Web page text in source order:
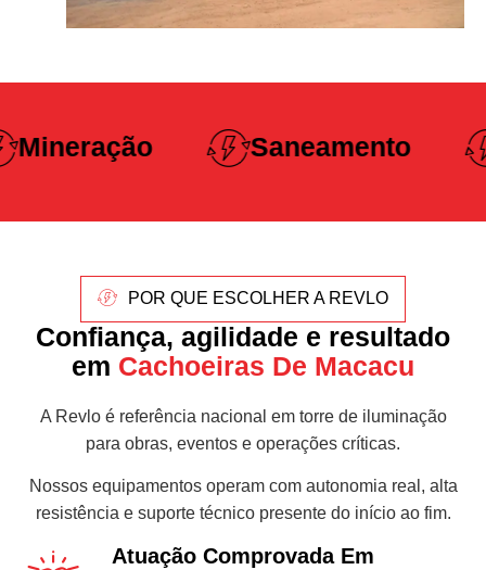
Saneamento
Construção
Pesada
POR QUE ESCOLHER A REVLO
Confiança, agilidade e resultado
em Cachoeiras De Macacu
A Revlo é referência nacional em torre de iluminação
para obras, eventos e operações críticas.
Nossos equipamentos operam com autonomia real, alta
resistência e suporte técnico presente do início ao fim.
Atuação Comprovada Em